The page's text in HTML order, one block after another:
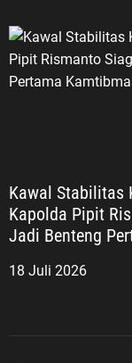
Kawal Stabilitas
Kapolda Pipit
Jadi Benteng
18 Juli 2026